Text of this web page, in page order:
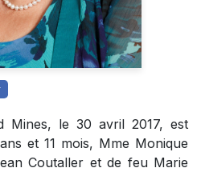
Mines, le 30 avril 2017, est
et 11 mois, Mme Monique
Coutaller et de feu Marie